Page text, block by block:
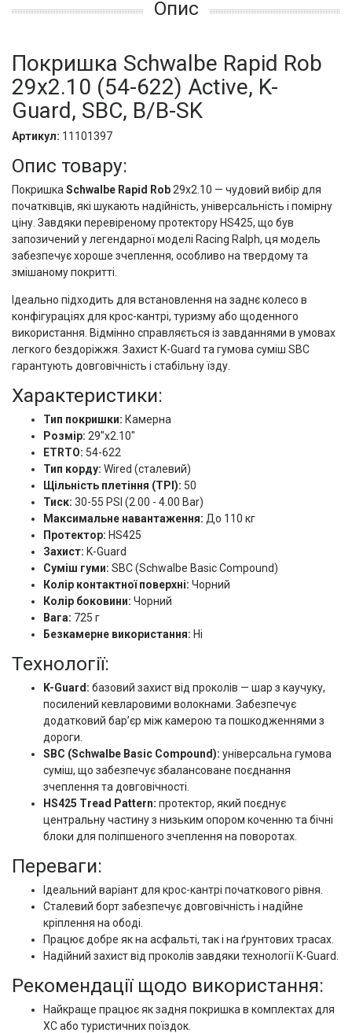
Опис
Покришка Schwalbe Rapid Rob
29x2.10 (54-622) Active, K-
Guard, SBC, B/B-SK
Артикул: 11101397
Опис товару:
Покришка Schwalbe Rapid Rob29x2.10 — чудовий вибір для
початківців, які шукають надійність, універсальність і помірну
ціну. Завдяки перевіреному протектору HS425, що був
запозичений у легендарної моделі Racing Ralph, ця модель
забезпечує хороше зчеплення, особливо на твердому та
змішаному покритті.
Ідеально підходить для встановлення на заднє колесо в
конфігураціях для крос-кантрі, туризму або щоденного
використання. Відмінно справляється із завданнями в умовах
легкого бездоріжжя. Захист K-Guard та гумова суміш SBC
гарантують довговічність і стабільну їзду.
Характеристики:
Тип покришки: Камерна
Розмір: 29"x2.10"
ETRTO: 54-622
Тип корду: Wired (сталевий)
Щільність плетіння (TPI): 50
Тиск: 30-55 PSI (2.00 - 4.00 Bar)
Максимальне навантаження: До 110 кг
Протектор: HS425
Захист: K-Guard
Суміш гуми: SBC (Schwalbe Basic Compound)
Колір контактної поверхні: Чорний
Колір боковини: Чорний
Вага: 725 г
Безкамерне використання: Ні
Технології:
K-Guard: базовий захист від проколів — шар з каучуку,
посилений кевларовими волокнами. Забезпечує
додатковий бар’єр між камерою та пошкодженнями з
дороги.
SBC (Schwalbe Basic Compound): універсальна гумова
суміш, що забезпечує збалансоване поєднання
зчеплення та довговічності.
HS425 Tread Pattern: протектор, який поєднує
центральну частину з низьким опором коченню та бічні
блоки для поліпшеного зчеплення на поворотах.
Переваги:
Ідеальний варіант для крос-кантрі початкового рівня.
Сталевий борт забезпечує довговічність і надійне
кріплення на ободі.
Працює добре як на асфальті, так і на ґрунтових трасах.
Надійний захист від проколів завдяки технології K-Guard.
Рекомендації щодо використання:
Найкраще працює як задня покришка в комплектах для
XC або туристичних поїздок.